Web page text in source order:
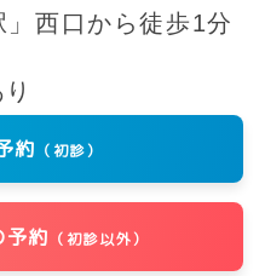
西口から徒歩1分
約 （初診）
予約 （初診以外）